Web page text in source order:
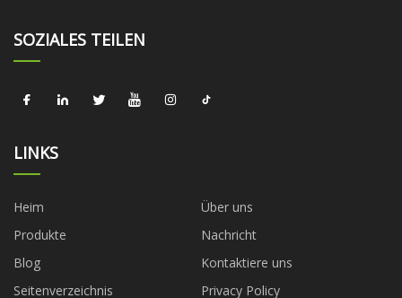
SOZIALES TEILEN
LINKS
Heim
Über uns
Produkte
Nachricht
Blog
Kontaktiere uns
Seitenverzeichnis
Privacy Policy